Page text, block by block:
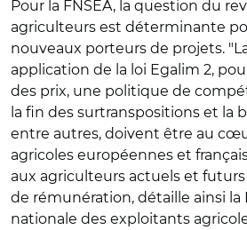
Pour la FNSEA, la question du
agriculteurs est déterminante
nouveaux porteurs de projets.
application de la loi Egalim 2,
des prix, une politique de
la fin des surtranspositions et la
entre autres, doivent être au
agricoles européennes et
aux agriculteurs actuels et
de rémunération, détaille ainsi la
nationale des exploitants